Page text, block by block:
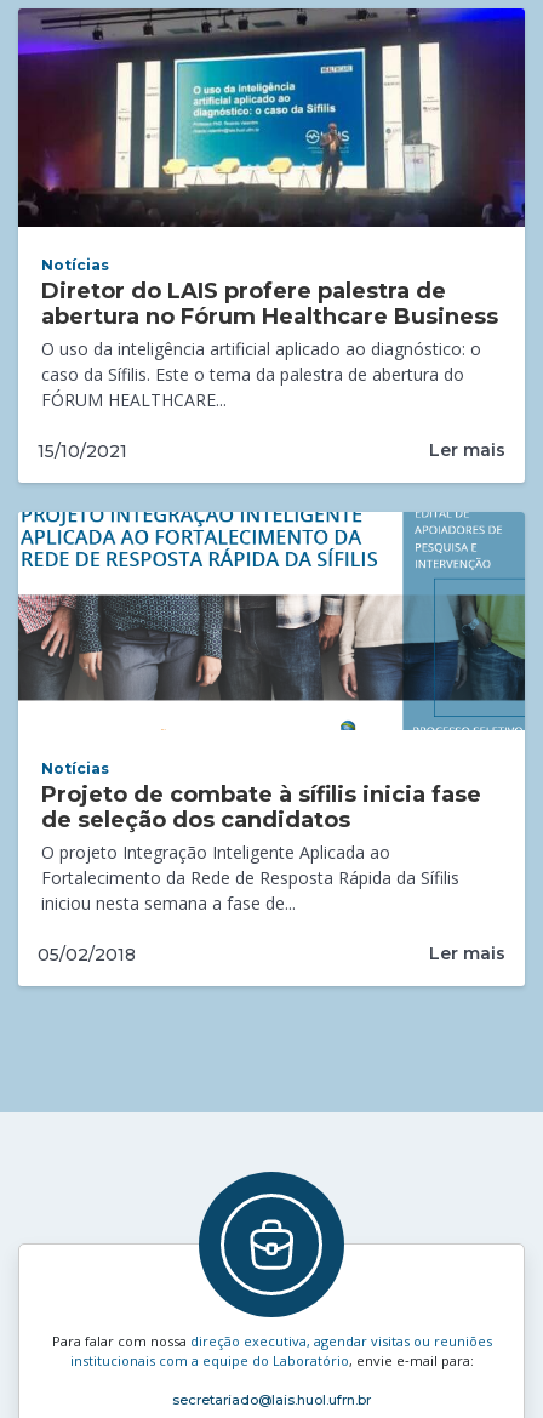
Notícias
Diretor do LAIS profere palestra de
abertura no Fórum Healthcare Business
O uso da inteligência artificial aplicado ao diagnóstico: o
caso da Sífilis. Este o tema da palestra de abertura do
FÓRUM HEALTHCARE...
15/10/2021 Ler mais
Notícias
Projeto de combate à sífilis inicia fase
de seleção dos candidatos
O projeto Integração Inteligente Aplicada ao
Fortalecimento da Rede de Resposta Rápida da Sífilis
iniciou nesta semana a fase de...
05/02/2018 Ler mais
Para falar com nossa direção executiva, agendar visitas ou reuniões
institucionais com a equipe do Laboratório, envie e‑mail para:
secretariado@lais.huol.ufrn.br